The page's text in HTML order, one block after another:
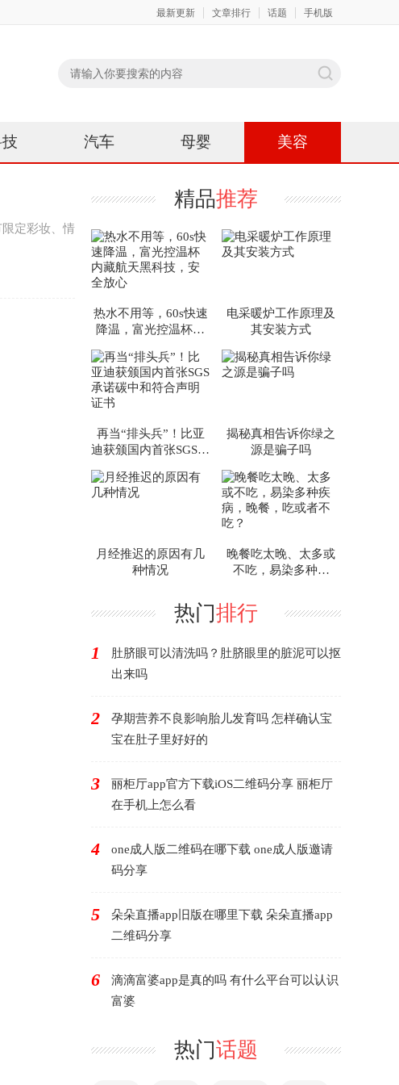
最新更新 文章排行 话题 手机版
汽车 母婴 美容
定彩妆、情
精品推荐
热水不用等，60s快速
降温，富光控温杯内
放心
电采暖炉工作原理及
其安装方式
再当“排头兵”！比亚
迪获颁国内首张SGS承
书
揭秘真相告诉你绿之
源是骗子吗
月经推迟的原因有几
种情况
晚餐吃太晚、太多或
不吃，易染多种疾
热门排行
1
肚脐眼可以清洗吗？肚脐眼里的脏泥可以抠
出来吗
2
孕期营养不良影响胎儿发育吗 怎样确认宝
宝在肚子里好好的
3
丽柜厅app官方下载iOS二维码分享 丽柜厅
在手机上怎么看
4
one成人版二维码在哪下载 one成人版邀请
码分享
5
朵朵直播app旧版在哪里下载 朵朵直播app
二维码分享
6
滴滴富婆app是真的吗 有什么平台可以认识
富婆
热门话题